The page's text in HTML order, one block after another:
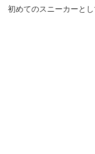
初めてのスニーカーと